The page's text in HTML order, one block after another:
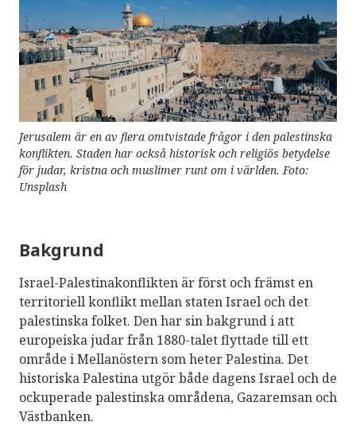
Jerusalem är en av flera omtvistade frågor i den palestinska
konflikten. Staden har också historisk och religiös betydelse
för judar, kristna och muslimer runt om i världen. Foto:
Unsplash
Bakgrund
Israel-Palestinakonflikten är först och främst en
territoriell konflikt mellan staten Israel och det
palestinska folket. Den har sin bakgrund i att
europeiska judar från 1880-talet flyttade till ett
område i Mellanöstern som heter Palestina. Det
historiska Palestina utgör både dagens Israel och de
ockuperade palestinska områdena, Gazaremsan och
Västbanken.